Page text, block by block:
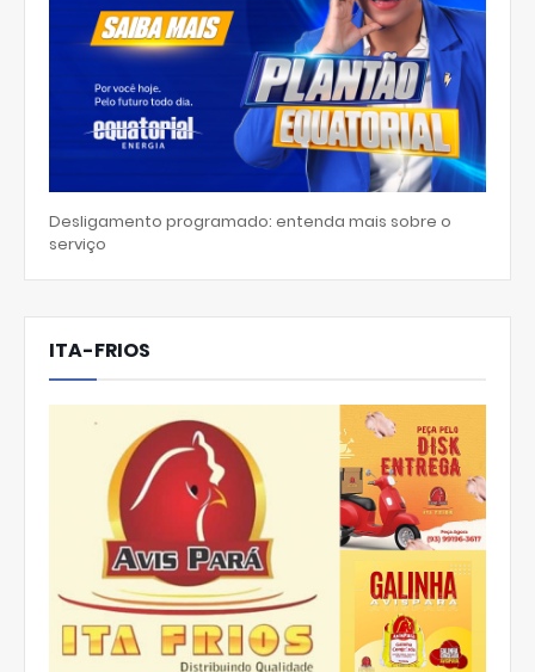
Desligamento programado: entenda mais sobre o
serviço
ITA-FRIOS